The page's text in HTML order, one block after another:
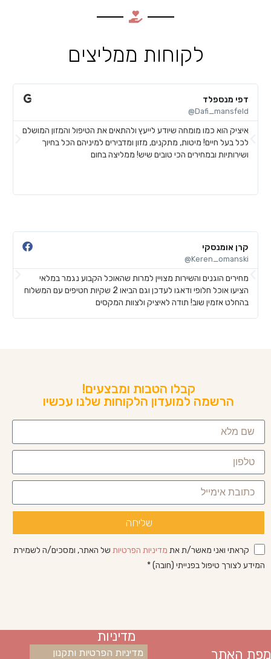
לקוחות ממליצים
דפי מנספלד
Dafi_mansfeld@
איציק הוא כמו מומחה שיודע לייעץ ולהתאים את הטיפול והמזון המושלם
לכל בעל חיים! מיטות, מתקנים, מזון ומדבירים למיניהם הכל בחיוך
ושירותיות ובמחירים הכי טובים שיש! ממליצה בחום
קרן אומנסקי
Keren_omanski@
מחירים הוגנים והשירות מצויין למרות שהאוכל הקבוע נגמר במלאי
הציעו אוכל חלופי ודאגו לעדכן וגם הביאו 2 שקיות חטיפים עם המשלוח
בהחלט אזמין שוב! תודה לאיציק ולצוות המקסים
קבלו הטבות ומבצעים!
הרשמה למועדון הלקוחות שלנו עכשיו
שליחה
קראתי ואני מאשר/ת את מדיניות הפרטיות של האתר, ומסכים/ה לשמירת
המידע לצורך טיפול בפנייתי (חובה) *
מפת האתר
מדיניות
מדיניות הפרטיות ותקנון